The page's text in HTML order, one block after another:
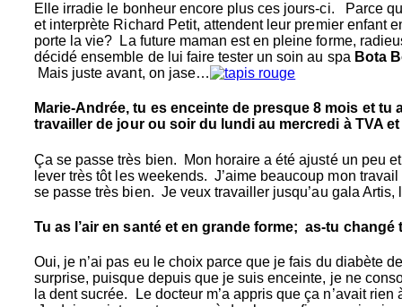
Elle irradie le bonheur encore plus ces jours-ci. Parce
et interprète Richard Petit, attendent leur premier enfant
porte la vie? La future maman est en pleine forme,
décidé ensemble de lui faire tester un soin au spa Bota
Mais juste avant, on jase…
Marie-Andrée, tu es enceinte de presque 8 mois et
travailler de jour ou soir du lundi au mercredi à TVA
Ça se passe très bien. Mon horaire a été ajusté un peu
lever très tôt les weekends. J’aime beaucoup mon
se passe très bien. Je veux travailler jusqu’au gala
Tu as l’air en santé et en grande forme; as-tu
Oui, je n’ai pas eu le choix parce que je fais du diabète
surprise, puisque depuis que je suis enceinte, je ne
la dent sucrée. Le docteur m’a appris que ça n’avait